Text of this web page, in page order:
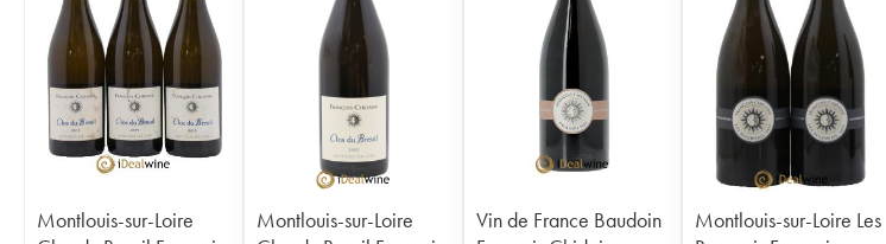
Montlouis-sur-Loire
Montlouis-sur-Loire
Vin de France Baudoin
Montlouis-sur-Loire Les